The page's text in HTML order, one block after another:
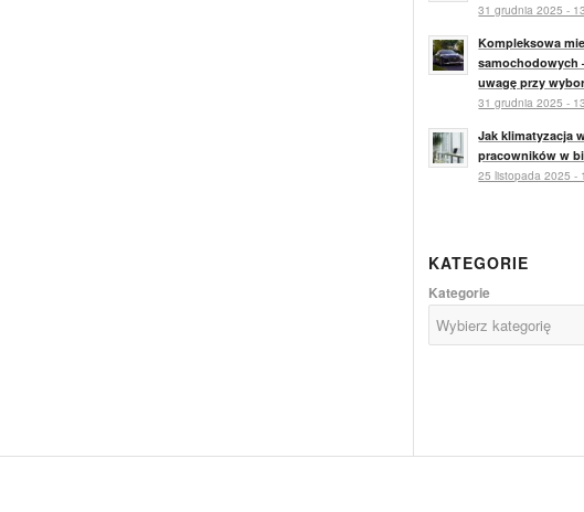
31 grudnia 2025 -
Kompleksowa
samochodowych
uwagę przy
31 grudnia 2025 -
Jak klimatyzacja
pracowników w
25 listopada 2025 -
KATEGORIE
Kategorie